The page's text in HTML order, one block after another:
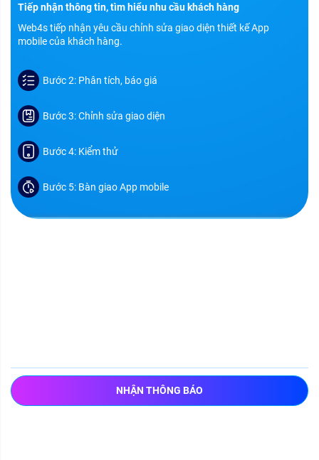
Tiếp nhận thông tin, tìm hiểu nhu cầu khách hàng
Web4s tiếp nhận yêu cầu chỉnh sửa giao diện thiết kế App
mobile của khách hàng.
Bước 2: Phân tích, báo giá
Bước 3: Chỉnh sửa giao diện
Bước 4: Kiểm thử
Bước 5: Bàn giao App mobile
NHẬN THÔNG BÁO